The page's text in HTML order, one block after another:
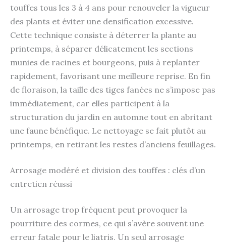
touffes tous les 3 à 4 ans pour renouveler la vigueur
des plants et éviter une densification excessive.
Cette technique consiste à déterrer la plante au
printemps, à séparer délicatement les sections
munies de racines et bourgeons, puis à replanter
rapidement, favorisant une meilleure reprise. En fin
de floraison, la taille des tiges fanées ne s’impose pas
immédiatement, car elles participent à la
structuration du jardin en automne tout en abritant
une faune bénéfique. Le nettoyage se fait plutôt au
printemps, en retirant les restes d’anciens feuillages.
Arrosage modéré et division des touffes : clés d’un
entretien réussi
Un arrosage trop fréquent peut provoquer la
pourriture des cormes, ce qui s’avère souvent une
erreur fatale pour le liatris. Un seul arrosage